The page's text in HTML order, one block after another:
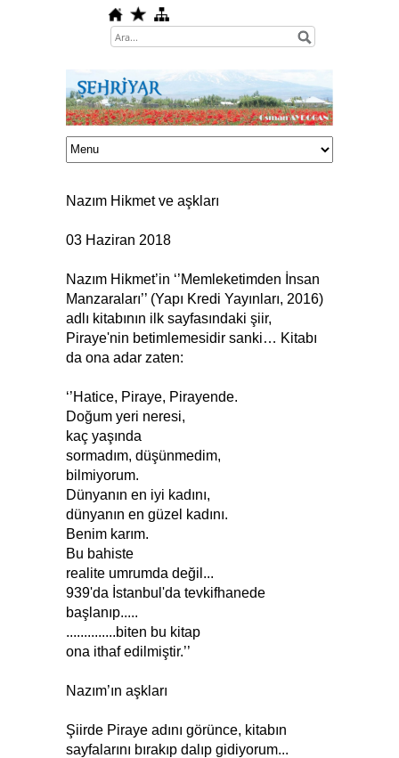
Nazım Hikmet ve aşkları
03 Haziran 2018
Nazım Hikmet’in ‘’Memleketimden İnsan
Manzaraları’’ (Yapı Kredi Yayınları, 2016)
adlı kitabının ilk sayfasındaki şiir,
Piraye'nin betimlemesidir sanki… Kitabı
da ona adar zaten:
‘’Hatice, Piraye, Pirayende.
Doğum yeri neresi,
kaç yaşında
sormadım, düşünmedim,
bilmiyorum.
Dünyanın en iyi kadını,
dünyanın en güzel kadını.
Benim karım.
Bu bahiste
realite umrumda değil...
939'da İstanbul'da tevkifhanede
başlanıp.....
..............biten bu kitap
ona ithaf edilmiştir.’’
Nazım’ın aşkları
Şiirde Piraye adını görünce, kitabın
sayfalarını bırakıp dalıp gidiyorum...